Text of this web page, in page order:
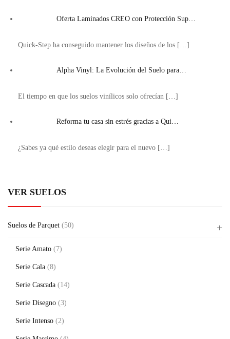
Oferta Laminados CREO con Protección Sup…
Quick-Step ha conseguido mantener los diseños de los […]
Alpha Vinyl: La Evolución del Suelo para…
El tiempo en que los suelos vinílicos solo ofrecían […]
Reforma tu casa sin estrés gracias a Qui…
¿Sabes ya qué estilo deseas elegir para el nuevo […]
VER SUELOS
Suelos de Parquet (50)
Serie Amato (7)
Serie Cala (8)
Serie Cascada (14)
Serie Disegno (3)
Serie Intenso (2)